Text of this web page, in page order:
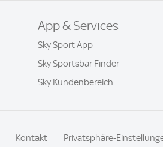
App & Services
Sky Sport App
Sky Sportsbar Finder
Sky Kundenbereich
Kontakt Privatsphäre-